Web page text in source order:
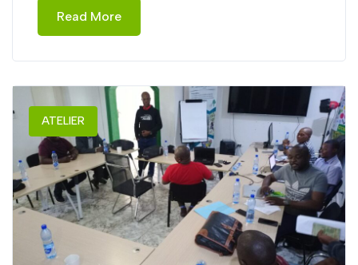
Read More
ATELIER